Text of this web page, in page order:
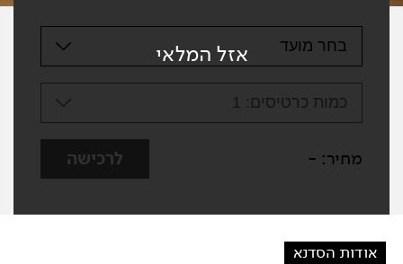
אזל המלאי בחר מועד
כמות כרטיסים: 1
מחיר: - לרכישה
אודות הסדנא